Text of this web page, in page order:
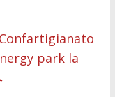
park la